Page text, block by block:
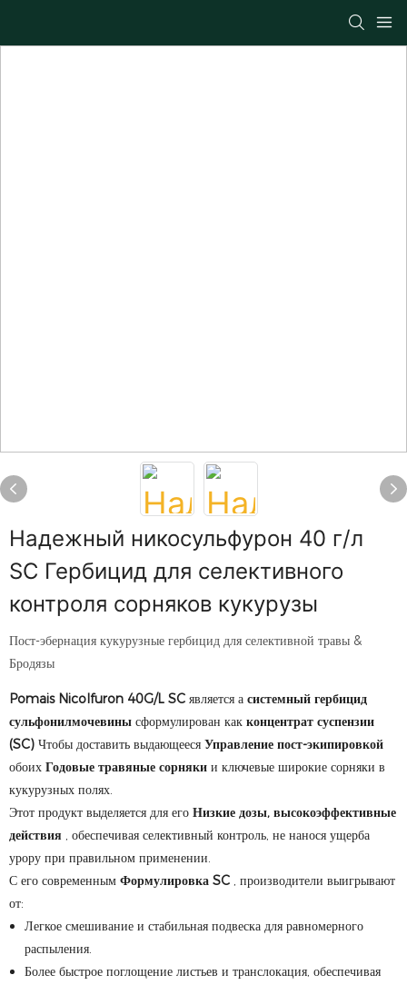
Надежный никосульфурон 40 г/л
SC Гербицид для селективного
контроля сорняков кукурузы
Пост-эбернация кукурузные гербицид для селективной травы &
Бродязы
Pomais Nicolfuron 40G/L SC является а системный гербицид
сульфонилмочевины сформулирован как концентрат суспензии
(SC) Чтобы доставить выдающееся Управление пост-экипировкой
обоих Годовые травяные сорняки и ключевые широкие сорняки в
кукурузных полях.
Этот продукт выделяется для его Низкие дозы, высокоэффективные
действия , обеспечивая селективный контроль, не нанося ущерба
урору при правильном применении.
С его современным Формулировка SC , производители выигрывают
от:
Легкое смешивание и стабильная подвеска для равномерного
распыления.
Более быстрое поглощение листьев и транслокация, обеспечивая